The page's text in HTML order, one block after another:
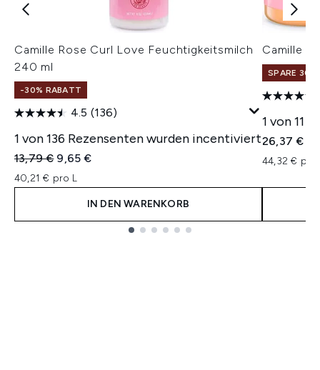
Camille Rose Curl Love Feuchtigkeitsmilch
240 ml
-30% RABATT
4.5 (136)
1 von 136 Rezensenten wurden incentiviert
Unverbindliche Preisempfehlung:
13,79 € Aktueller Preis:
9,65 €
40,21 € pro L
IN DEN WARENKORB
Camille
SPARE 30%
1 von 11
26,37 €
44,32 € pro